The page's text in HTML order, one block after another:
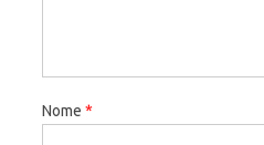
Nome *